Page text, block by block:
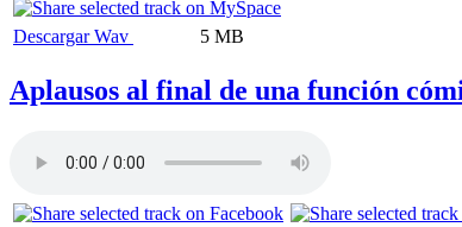
Descargar Wav 5 MB
Aplausos al final de una función